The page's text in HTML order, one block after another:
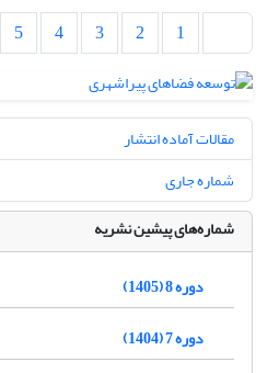
1
2
3
4
5
مقالات آماده انتشار
شماره جاری
شماره‌های پیشین نشریه
دوره 8 (1405)
دوره 7 (1404)